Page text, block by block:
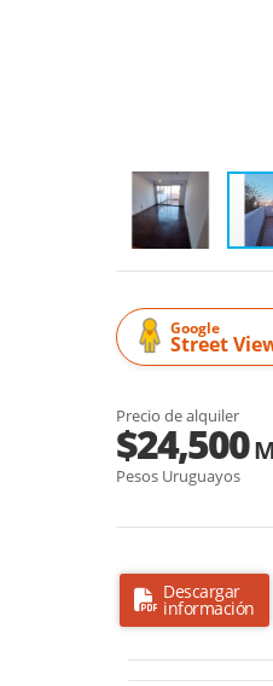
Google
Street
Precio de alquiler
$24,500
Pesos Uruguayos
Descargar
información